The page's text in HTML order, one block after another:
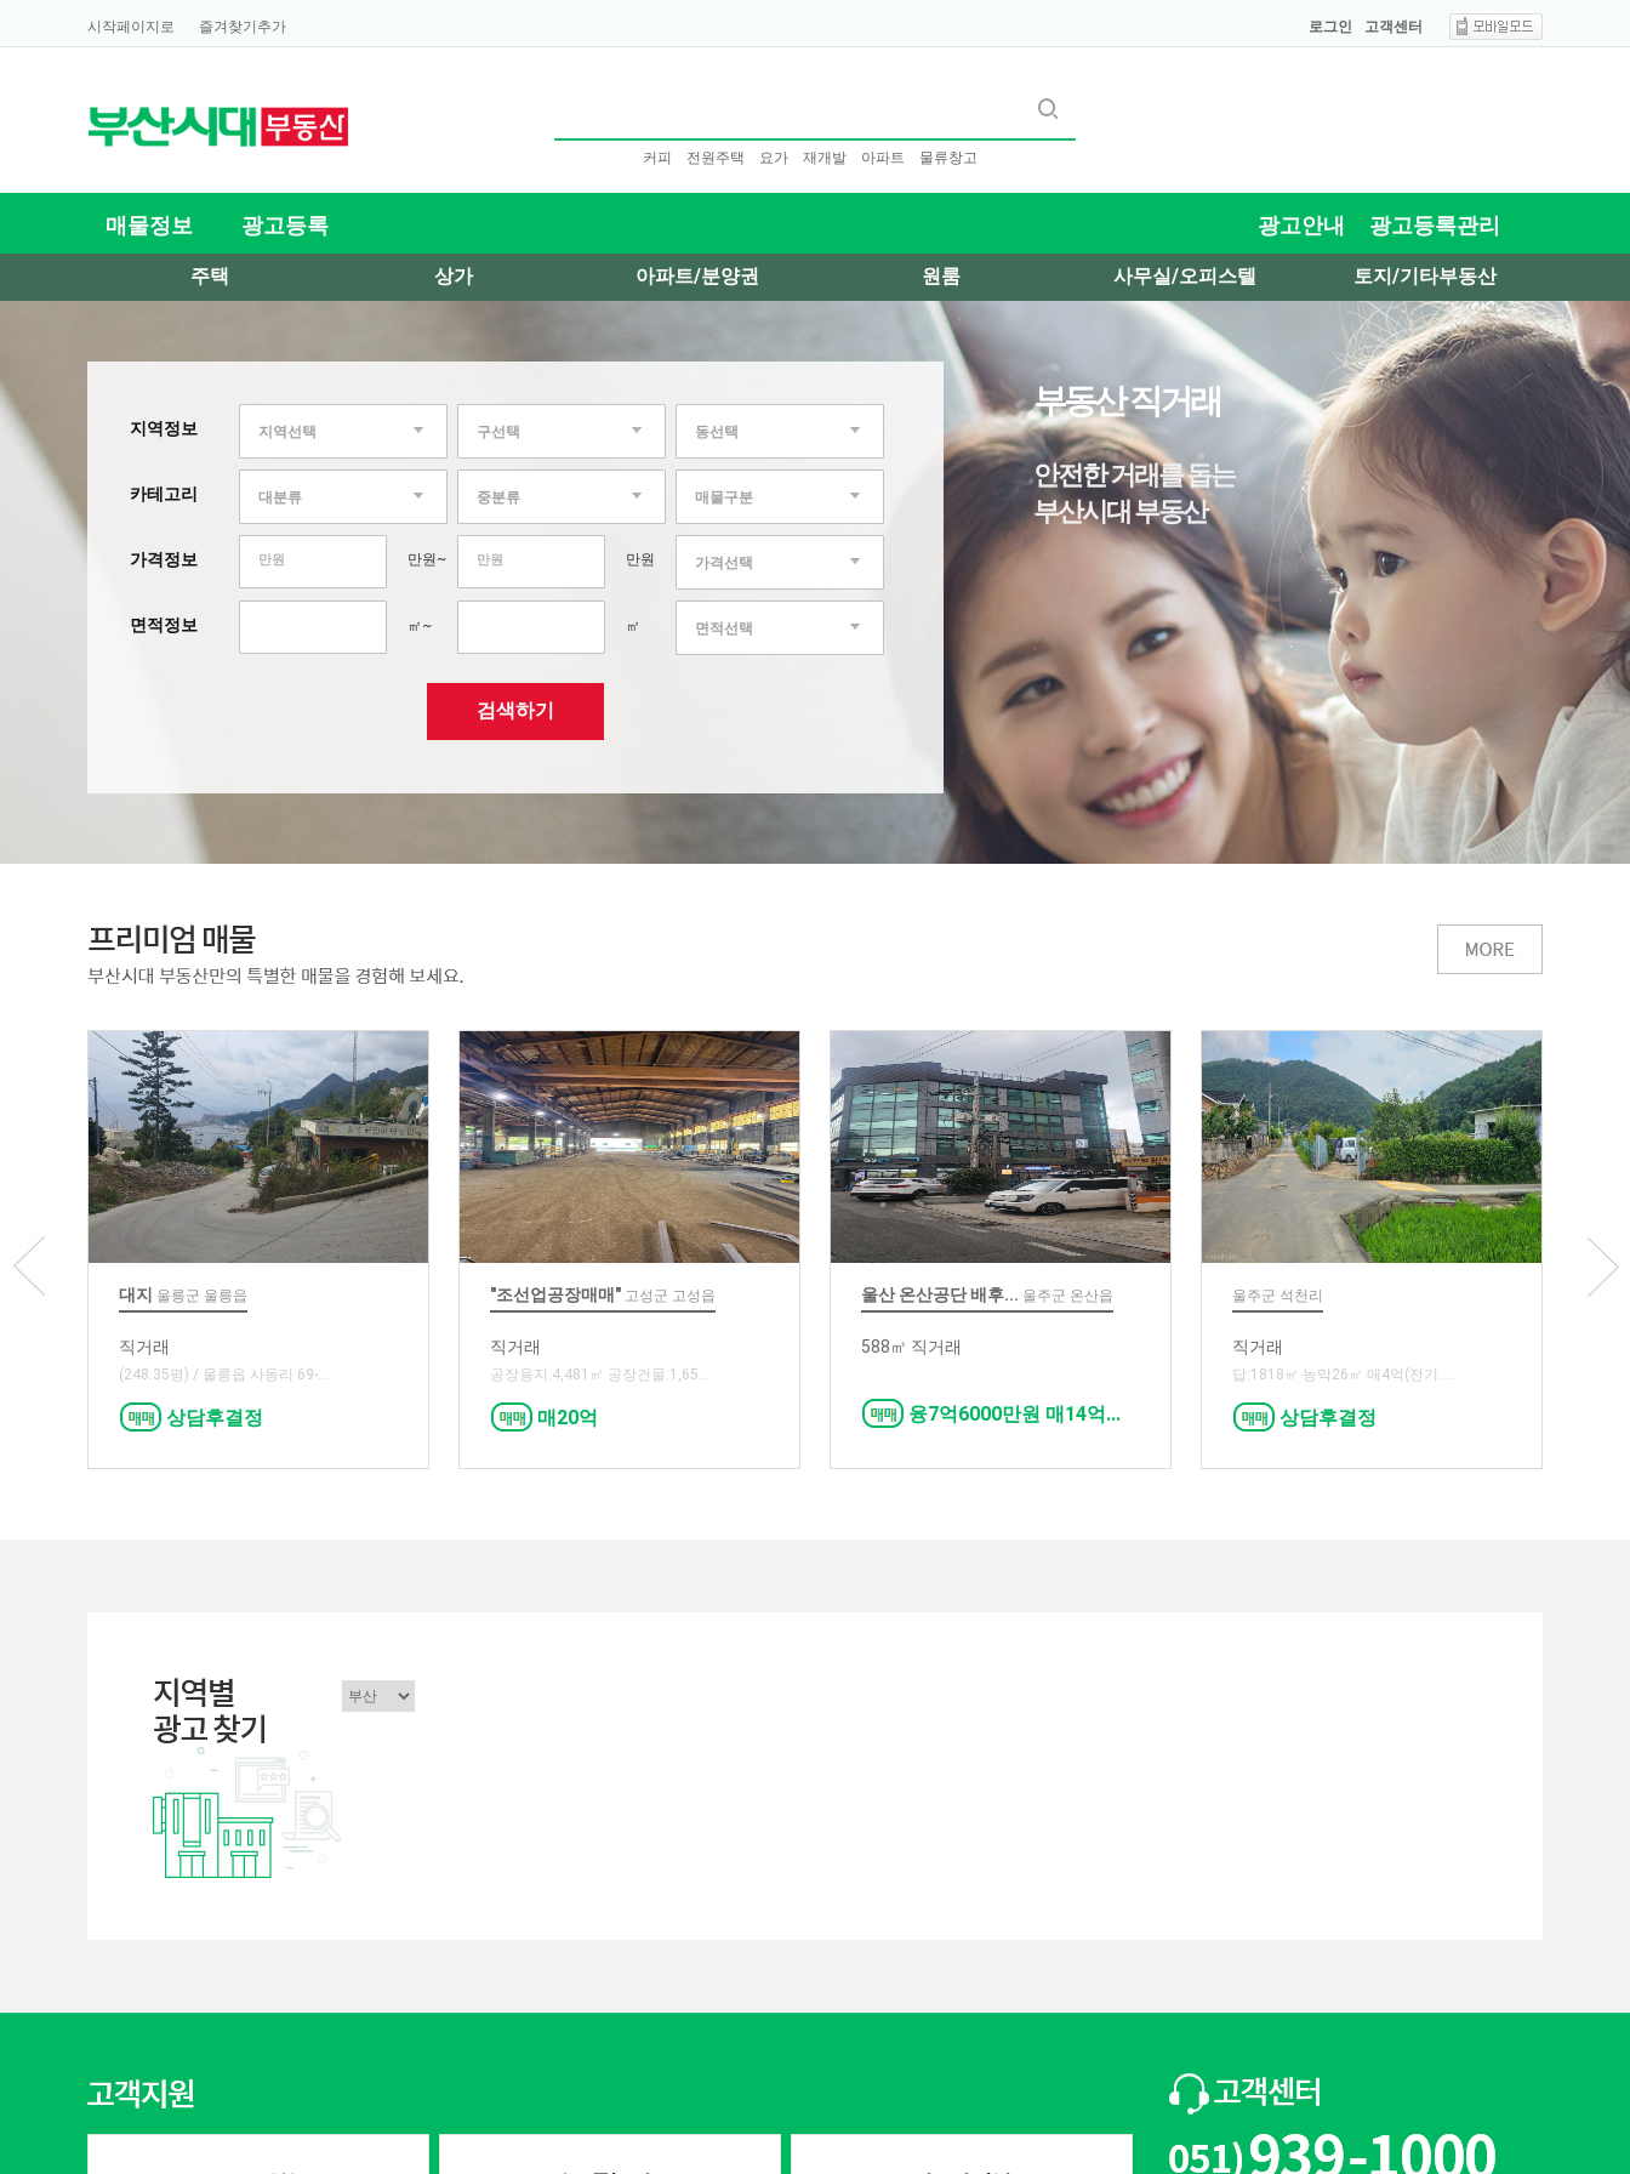
시작페이지로 즐겨찾기추가 로그인 고객센터
커피 전원주택 요가 재개발 아파트 물류창고
매물정보 광고등록 광고안내 광고등록관리
주택 상가 아파트/분양권 원룸 사무실/오피스텔 토지/기타부동산
지역정보 지역선택 구선택 동선택
카테고리 대분류 중분류 매물구분
가격정보 만원~ 만원 가격선택
면적정보 ㎡~ ㎡ 면적선택
검색하기
부동산 직거래
안전한 거래를 돕는
부산시대 부동산
대지 울릉군 울릉읍
직거래
(248.35평) / 울릉읍 사동리 69-...
상담후결정
"조선업공장매매" 고성군 고성읍
직거래
공장용지:4,481㎡ 공장건물:1,65...
매20억
울산 온산공단 배후... 울주군 온산읍
588㎡ 직거래
융7억6000만원 매14억...
울주군 석천리
직거래
답:1818㎡ 농막26㎡ 매4억(전기....
상담후결정
의류,